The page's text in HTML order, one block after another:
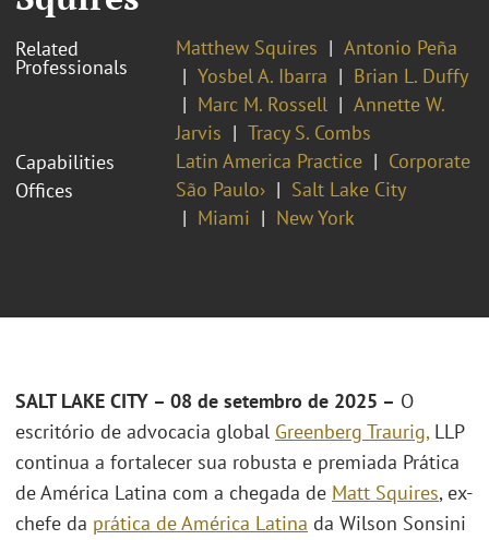
Related
Professionals
Matthew Squires
Antonio Peña
Yosbel A. Ibarra
Brian L. Duffy
Marc M. Rossell
Annette W.
Jarvis
Tracy S. Combs
Capabilities
Latin America Practice
Corporate
Offices
São Paulo›
Salt Lake City
Miami
New York
SALT LAKE CITY – 08 de setembro de 2025 – O
escritório de advocacia global Greenberg Traurig,LLP
continua a fortalecer sua robusta e premiada Prática
de América Latina com a chegada de Matt Squires, ex-
chefe da prática de América Latina da Wilson Sonsini